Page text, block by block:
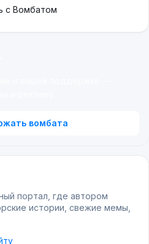
с Вомбатом
вомбата
портал, где автором
истории, свежие мемы,